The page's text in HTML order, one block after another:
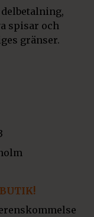
spisar och
gränser.